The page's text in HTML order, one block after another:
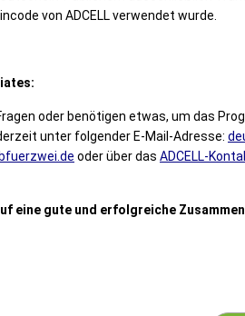
von ADCELL verwendet wurde.
oder benötigen etwas, um das
unter folgender E-Mail-Adresse:
oder über das ADCELL-
eine gute und erfolgreiche